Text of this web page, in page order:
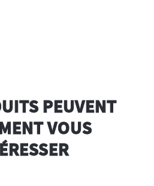
PEUVENT
VOUS